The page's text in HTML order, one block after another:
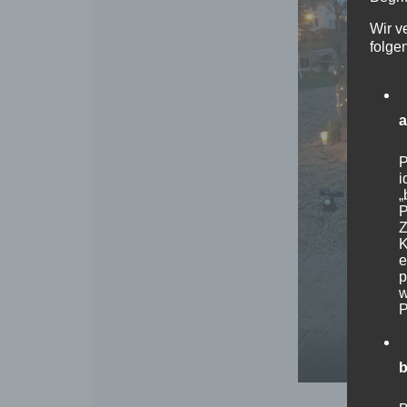
Wir